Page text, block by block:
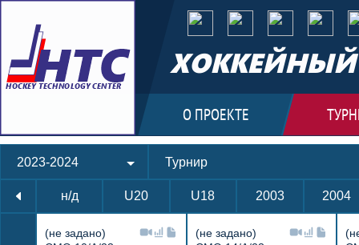
ХОККЕЙНЫЙ
О ПРОЕКТЕ
2023-2024 Турнир
н/д U20 U18 2003 2004
(не задано)
(не задано)